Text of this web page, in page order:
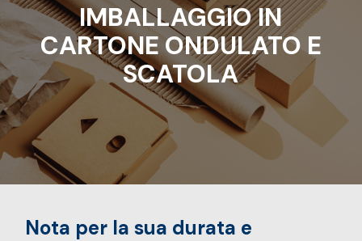
IMBALLAGGIO IN
CARTONE ONDULATO E
SCATOLA
Nota per la sua durata e